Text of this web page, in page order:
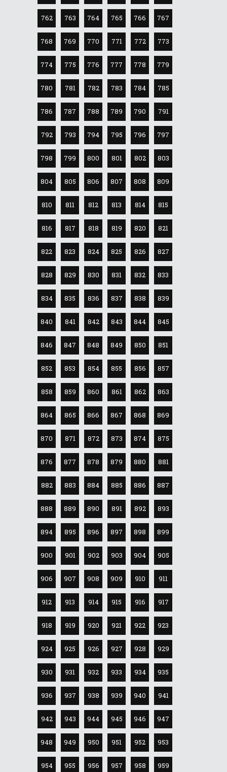
762 763 764 765 766 767
768 769 770 771 772 773
774 775 776 777 778 779
780 781 782 783 784 785
786 787 788 789 790 791
792 793 794 795 796 797
798 799 800 801 802 803
804 805 806 807 808 809
810 811 812 813 814 815
816 817 818 819 820 821
822 823 824 825 826 827
828 829 830 831 832 833
834 835 836 837 838 839
840 841 842 843 844 845
846 847 848 849 850 851
852 853 854 855 856 857
858 859 860 861 862 863
864 865 866 867 868 869
870 871 872 873 874 875
876 877 878 879 880 881
882 883 884 885 886 887
888 889 890 891 892 893
894 895 896 897 898 899
900 901 902 903 904 905
906 907 908 909 910 911
912 913 914 915 916 917
918 919 920 921 922 923
924 925 926 927 928 929
930 931 932 933 934 935
936 937 938 939 940 941
942 943 944 945 946 947
948 949 950 951 952 953
954 955 956 957 958 959